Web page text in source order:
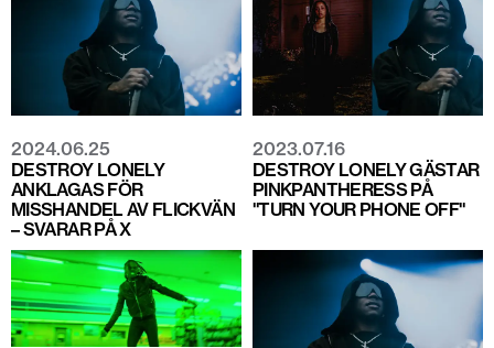
2024.06.25
DESTROY LONELY
ANKLAGAS FÖR
MISSHANDEL AV FLICKVÄN
– SVARAR PÅ X
2023.07.16
DESTROY LONELY GÄSTAR
PINKPANTHERESS PÅ
"TURN YOUR PHONE OFF"